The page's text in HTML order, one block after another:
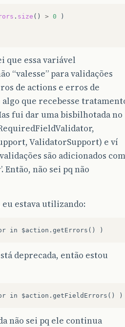
. size () > 0
)
que essa variável
“valesse” para validações
de actions e erros de
algo que recebesse
fui dar uma bisbilhotada no
ValidatorSupport) e ví
são adicionados com
Então, não sei pq não
eu estava utilizando:
deprecada, então estou
não sei pq ele continua